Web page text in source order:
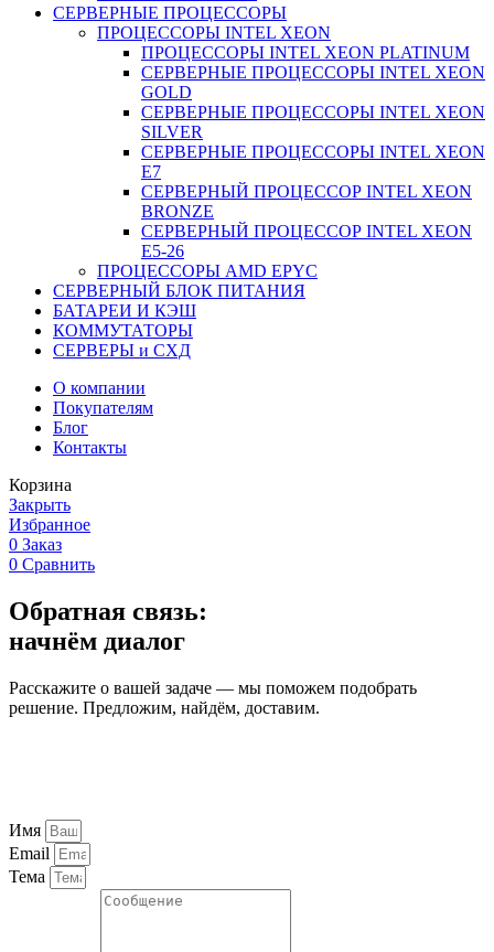
СЕРВЕРНЫЕ ПРОЦЕССОРЫ
ПРОЦЕССОРЫ INTEL XEON
ПРОЦЕССОРЫ INTEL XEON PLATINUM
СЕРВЕРНЫЕ ПРОЦЕССОРЫ INTEL XEON
GOLD
СЕРВЕРНЫЕ ПРОЦЕССОРЫ INTEL XEON
SILVER
СЕРВЕРНЫЕ ПРОЦЕССОРЫ INTEL XEON
Е7
СЕРВЕРНЫЙ ПРОЦЕССОР INTEL XEON
BRONZE
СЕРВЕРНЫЙ ПРОЦЕССОР INTEL XEON
Е5-26
ПРОЦЕССОРЫ AMD EPYC
СЕРВЕРНЫЙ БЛОК ПИТАНИЯ
БАТАРЕИ И КЭШ
КОММУТАТОРЫ
СЕРВЕРЫ и СХД
О компании
Покупателям
Блог
Контакты
Корзина
Закрыть
Избранное
0 Заказ
0 Сравнить
Обратная связь:
начнём диалог
Расскажите о вашей задаче — мы поможем подобрать
решение. Предложим, найдём, доставим.
Имя
Email
Тема